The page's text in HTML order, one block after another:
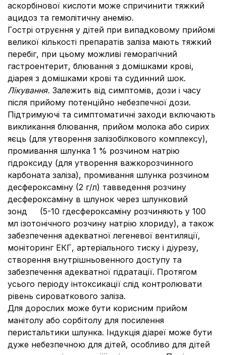
аскорбінової кислоти може спричинити тяжкий
ацидоз та гемолітичну анемію.
Гострі отруєння у дітей при випадковому прийомі
великої кількості препаратів заліза мають тяжкий
перебіг, при цьому можливі геморагічний
гастроентерит, блювання з домішками крові,
діарея з домішками крові та судинний шок.
Лікування. Залежить від симптомів, дози і часу
після прийому потенційно небезпечної дози.
Підтримуючі та симптоматичні заходи включають
викликання блювання, прийом молока або сирих
яєць (для утворення залізобілкового комплексу),
промивання шлунка 1 % розчином натрію
гідроксиду (для утворення важкорозчинного
карбоната заліза), промивання шлунка розчином
десфероксаміну (2 г/л) тавведення розчину
десфероксаміну в шлунок через шлунковий
зонд (5-10 гдесфероксаміну розчиняють у 100
мл ізотонічного розчину натрію хлориду), а також
забезпечення адекватної легеневої вентиляції,
моніторинг ЕКГ, артеріального тиску і діурезу,
створення внутрішньовенного доступу та
забезпечення адекватної гідратації. Протягом
усього періоду інтоксикації слід контролювати
рівень сироваткового заліза.
Для дорослих може бути корисним прийом
манітолу або сорбітолу для посилення
перистальтики шлунка. Індукція діареї може бути
дуже небезпечною для дітей, особливо для дітей